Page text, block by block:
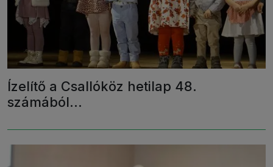
Ízelítő a Csallóköz hetilap 48.
számából…